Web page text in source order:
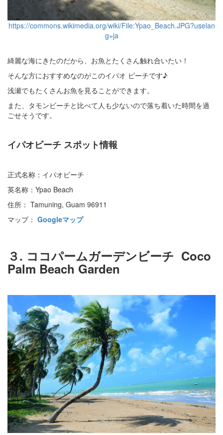
https://commons.wikimedia.org/wiki/File:Ypao_Beach.JPG?uselan
g=ja
綺麗な海にきたのだから、お魚とたくさん触れ合いたい！
そんな方におすすめなのがこのイパオ ビーチです♪
浅瀬でもたくさんお魚を見ることができます。
また、タモンビーチと比べて人も少ないので落ち着いた時間を過
ごせそうです。
イパオビーチ スポット情報
正式名称：イパオビーチ
英名称：Ypao Beach
住所： Tamuning, Guam 96911
マップ： Googleマップ
３. ココパームガーデンビーチ Coco
Palm Beach Garden